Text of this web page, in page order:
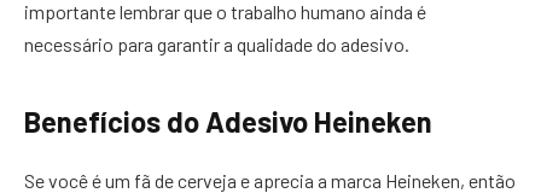
importante lembrar que o trabalho humano ainda é
necessário para garantir a qualidade do adesivo.
Benefícios do Adesivo Heineken
Se você é um fã de cerveja e aprecia a marca Heineken, então